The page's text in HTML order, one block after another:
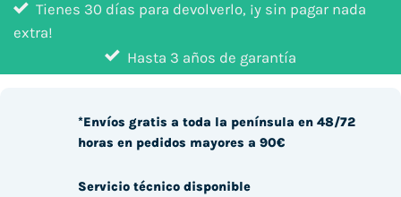
Tienes 30 días para devolverlo, ¡y sin pagar nada
extra!
Hasta 3 años de garantía
*Envíos gratis a toda la península en 48/72
horas en pedidos mayores a 90€
Servicio técnico disponible